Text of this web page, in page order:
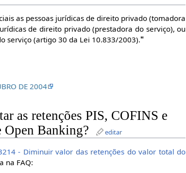
as pessoas jurídicas de direito privado (tomadora
de direito privado (prestadora do serviço), ou
serviço (artigo 30 da Lei 10.833/2003)."
DE 2004
as retenções PIS, COFINS e
Banking?
editar
- Diminuir valor das retenções do valor total do
na FAQ: